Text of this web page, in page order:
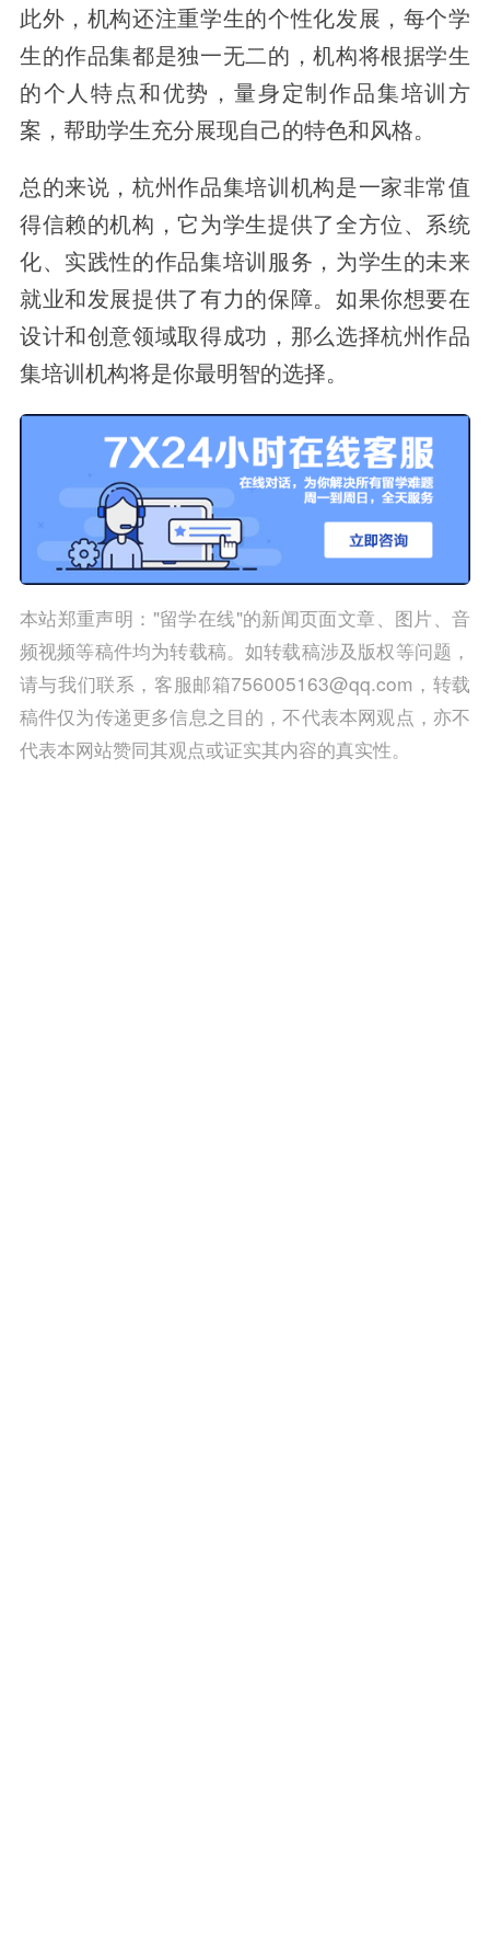
此外，机构还注重学生的个性化发展，每个学
生的作品集都是独一无二的，机构将根据学生
的个人特点和优势，量身定制作品集培训方
案，帮助学生充分展现自己的特色和风格。
总的来说，杭州作品集培训机构是一家非常值
得信赖的机构，它为学生提供了全方位、系统
化、实践性的作品集培训服务，为学生的未来
就业和发展提供了有力的保障。如果你想要在
设计和创意领域取得成功，那么选择杭州作品
集培训机构将是你最明智的选择。
本站郑重声明："留学在线"的新闻页面文章、图片、音
频视频等稿件均为转载稿。如转载稿涉及版权等问题，
请与我们联系，客服邮箱756005163@qq.com，转载
稿件仅为传递更多信息之目的，不代表本网观点，亦不
代表本网站赞同其观点或证实其内容的真实性。